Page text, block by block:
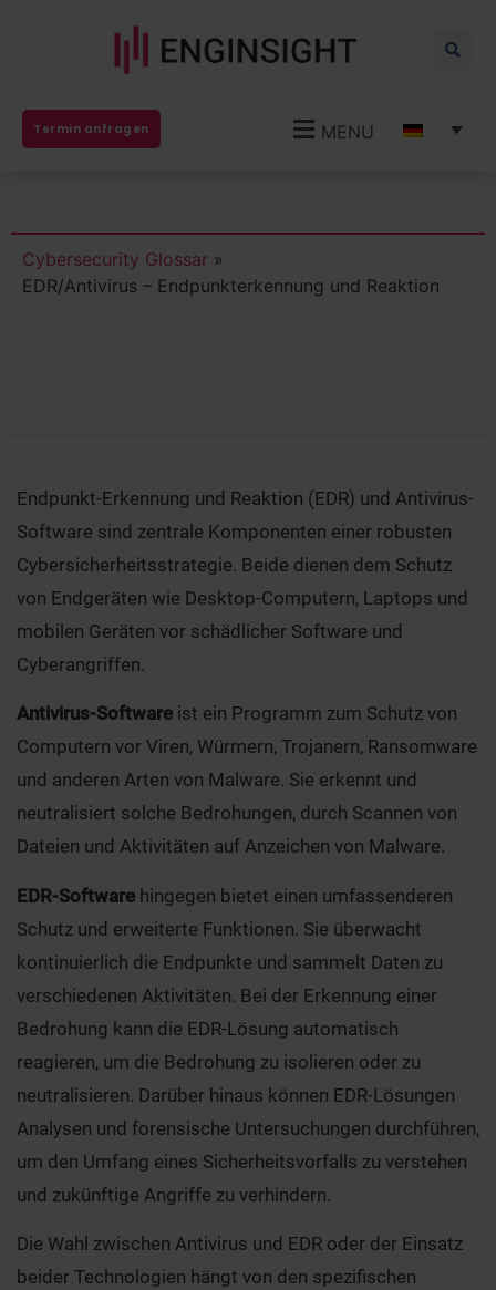
Termin anfragen MENU
Cybersecurity Glossar »
EDR/Antivirus – Endpunkterkennung und Reaktion
Endpunkt-Erkennung und Reaktion (EDR) und Antivirus-
Software sind zentrale Komponenten einer robusten
Cybersicherheitsstrategie. Beide dienen dem Schutz
von Endgeräten wie Desktop-Computern, Laptops und
mobilen Geräten vor schädlicher Software und
Cyberangriffen.
Antivirus-Software ist ein Programm zum Schutz von
Computern vor Viren, Würmern, Trojanern, Ransomware
und anderen Arten von Malware. Sie erkennt und
neutralisiert solche Bedrohungen, durch Scannen von
Dateien und Aktivitäten auf Anzeichen von Malware.
EDR-Software hingegen bietet einen umfassenderen
Schutz und erweiterte Funktionen. Sie überwacht
kontinuierlich die Endpunkte und sammelt Daten zu
verschiedenen Aktivitäten. Bei der Erkennung einer
Bedrohung kann die EDR-Lösung automatisch
reagieren, um die Bedrohung zu isolieren oder zu
neutralisieren. Darüber hinaus können EDR-Lösungen
Analysen und forensische Untersuchungen durchführen,
um den Umfang eines Sicherheitsvorfalls zu verstehen
und zukünftige Angriffe zu verhindern.
Die Wahl zwischen Antivirus und EDR oder der Einsatz
beider Technologien hängt von den spezifischen